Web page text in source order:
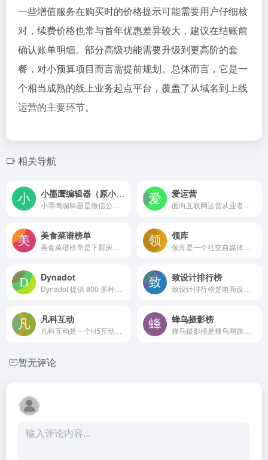
一些增值服务在购买时的价格提示可能需要用户仔细核
对，续费价格也常与首年优惠差异较大，建议在结账前
确认账单明细。部分高级功能需要升级到更高阶的套
餐，对小预算项目而言需提前规划。总体而言，它是一
个相当成熟的线上业务起点平台，覆盖了从域名到上线
运营的主要环节。
相关导航
小墨鹰编辑器（原小蚂蚁） 爱运营
美食菜谱榜单 领库
Dynadot 致设计排行榜
凡科互动 蜂鸟摄影榜
暂无评论